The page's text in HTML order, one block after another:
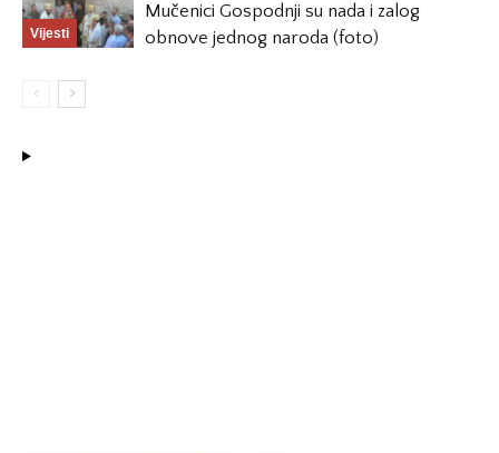
Vijesti
Mučenici Gospodnji su nada i zalog
obnove jednog naroda (foto)